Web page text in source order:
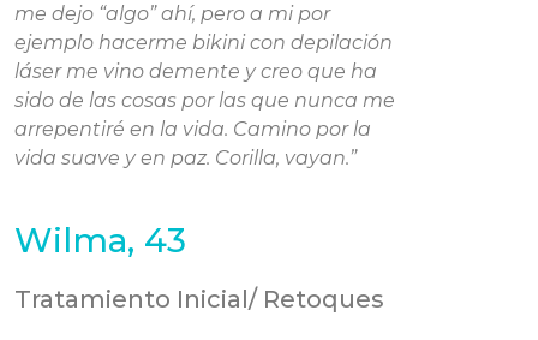
me dejo “algo” ahí, pero a mi por
ejemplo hacerme bikini con depilación
láser me vino demente y creo que ha
sido de las cosas por las que nunca me
arrepentiré en la vida. Camino por la
vida suave y en paz. Corilla, vayan.”
Wilma, 43
Tratamiento Inicial/ Retoques